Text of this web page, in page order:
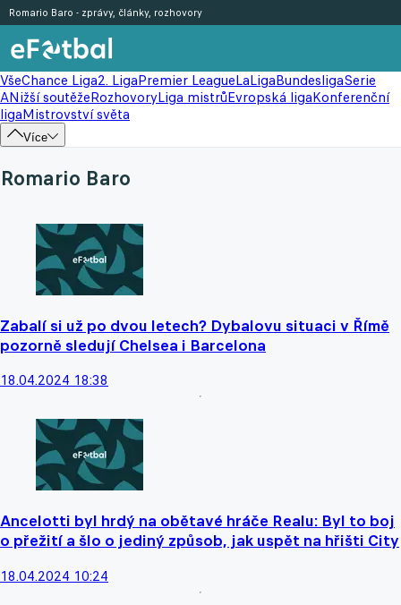
VšeChance Liga2. LigaPremier LeagueLaLigaBundesligaSerie
ANižší soutěžeRozhovoryLiga mistrůEvropská ligaKonferenční
ligaMistrovství světa
Více
Romario Baro - zprávy, články, rozhovory
Romario Baro
Zabalí si už po dvou letech? Dybalovu situaci v Římě
pozorně sledují Chelsea i Barcelona
18.04.2024 18:38
Ancelotti byl hrdý na obětavé hráče Realu: Byl to boj
o přežití a šlo o jediný způsob, jak uspět na hřišti City
18.04.2024 10:24